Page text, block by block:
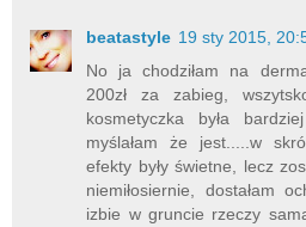
beatastyle 19 sty 2015,
No ja chodziłam na
200zł za zabieg,
kosmetyczka była
myślałam że jest.....w
efekty były świetne, lecz
niemiłosiernie, dostałam
izbie w gruncie rzeczy